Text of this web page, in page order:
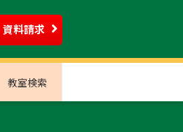
料請求
教室検索